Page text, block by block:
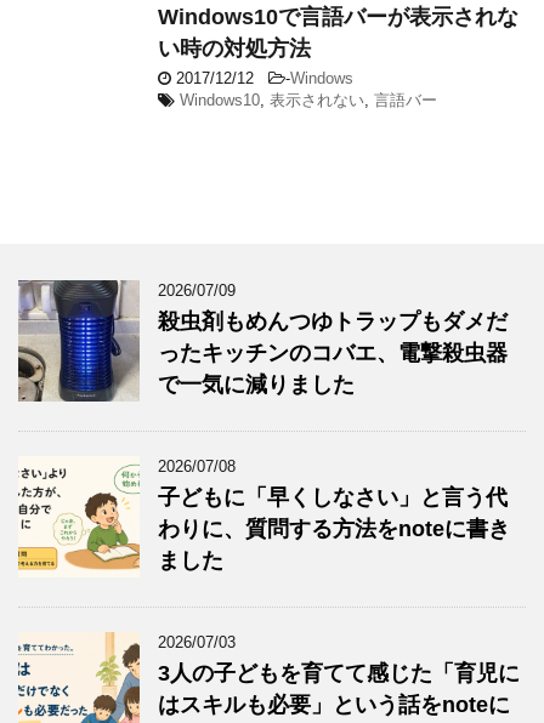
Windows10で言語バーが表示されな
い時の対処方法
2017/12/12 -Windows
Windows10, 表示されない, 言語バー
2026/07/09
殺虫剤もめんつゆトラップもダメだ
ったキッチンのコバエ、電撃殺虫器
で一気に減りました
2026/07/08
子どもに「早くしなさい」と言う代
わりに、質問する方法をnoteに書き
ました
2026/07/03
3人の子どもを育てて感じた「育児に
はスキルも必要」という話をnoteに